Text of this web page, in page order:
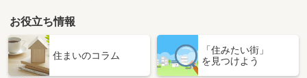
お役立ち情報
住まいのコラム
「住みたい街」
を見つけよう